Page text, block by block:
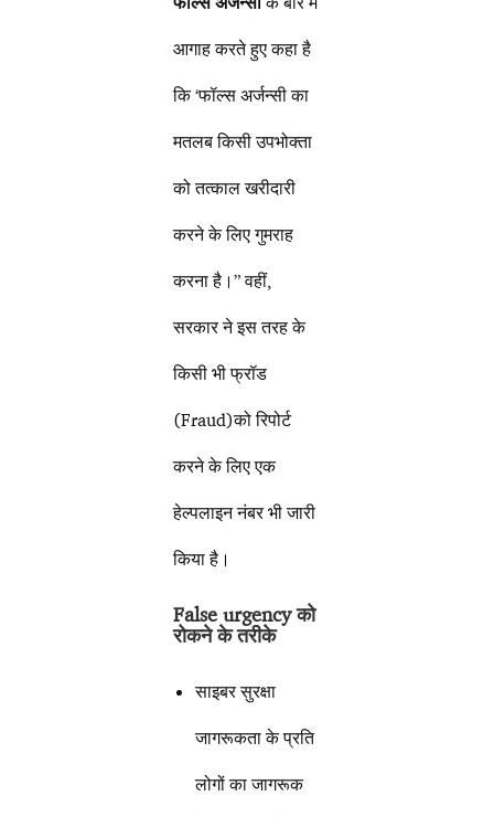
आगाह करते हुए कहा है
कि ‘फॉल्स अर्जन्सी का
मतलब किसी उपभोक्ता
को तत्काल खरीदारी
करने के लिए गुमराह
करना है।” वहीं,
सरकार ने इस तरह के
किसी भी फ्रॉड
(Fraud)को रिपोर्ट
करने के लिए एक
हेल्पलाइन नंबर भी जारी
किया है।
False urgency को
रोकने के तरीके
साइबर सुरक्षा
जागरूकता के प्रति
लोगों का जागरूक